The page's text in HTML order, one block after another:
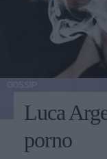
Luca
porno